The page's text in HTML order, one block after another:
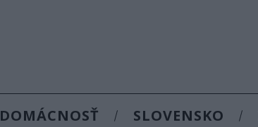
DOMÁCNOSŤ SLOVENSKO